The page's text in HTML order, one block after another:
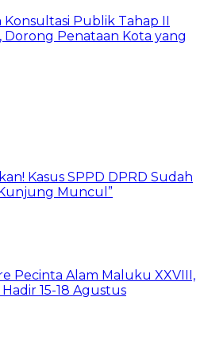
Publik Tahap II
Dorong Penataan Kota yang
Kasus SPPD DPRD Sudah
Muncul”
Pecinta Alam Maluku XXVIII,
15-18 Agustus